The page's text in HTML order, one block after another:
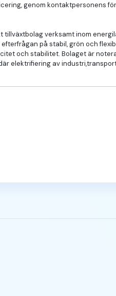
genom kontaktpersonens
tillväxtbolag verksamt inom
på stabil, grön och
och stabilitet. Bolaget är
elektrifiering av